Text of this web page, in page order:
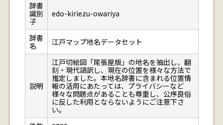
辞書
識別
子
edo-kiriezu-owariya
辞書
名
江戸マップ地名データセット
説明
江戸切絵図「尾張屋版」の地名を抽出し、翻
刻・現代語訳し、現在の位置を様々な方法で
推定しました。本地名辞書に含まれる位置情
報の活用にあたっては、プライバシーなど
様々な問題点があることも尊重し、公序良俗
に反した利用とならないようにご注意下さ
い。